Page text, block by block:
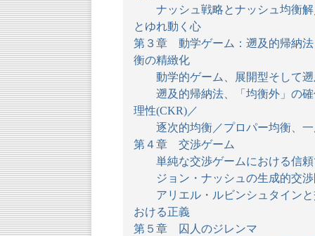
ナッシュ戦略とナッシュ均衡解
とゆれ動く心
第３章 動学ゲーム：遡及的帰納
衡の精緻化
動学的ゲーム、展開型そして遡
遡及的帰納法、「均衡外」の確
理性(CKR)／
逐次的均衡／プロパー均衡、一
第４章 交渉ゲーム
単純な交渉ゲームにおける信頼
ジョン・ナッシュの生成的交渉
アリエル・ルビンシュタインと
おける正義
第５章 囚人のジレンマ